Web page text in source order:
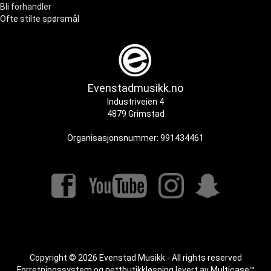
Bli forhandler
Ofte stilte spørsmål
Evenstadmusikk.no
Industriveien 4
4879 Grimstad
Organisasjonsnummer: 991434461
Copyright © 2026 Evenstad Musikk - All rights reserved